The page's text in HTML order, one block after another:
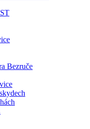
Bezruče